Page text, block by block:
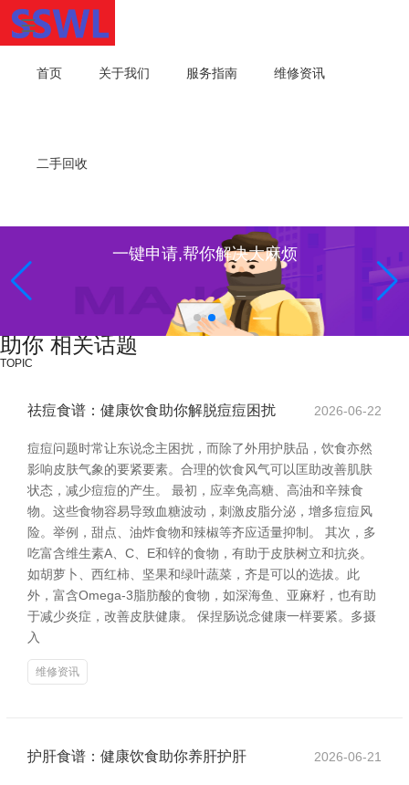
首页 关于我们 服务指南 维修资讯
二手回收
一键申请,帮你解决大麻烦
助你 相关话题
TOPIC
祛痘食谱：健康饮食助你解脱痘痘困扰 2026-06-22
痘痘问题时常让东说念主困扰，而除了外用护肤品，饮食亦然
影响皮肤气象的要紧要素。合理的饮食风气可以匡助改善肌肤
状态，减少痘痘的产生。 最初，应幸免高糖、高油和辛辣食
物。这些食物容易导致血糖波动，刺激皮脂分泌，增多痘痘风
险。举例，甜点、油炸食物和辣椒等齐应适量抑制。 其次，多
吃富含维生素A、C、E和锌的食物，有助于皮肤树立和抗炎。
如胡萝卜、西红柿、坚果和绿叶蔬菜，齐是可以的选拔。此
外，富含Omega-3脂肪酸的食物，如深海鱼、亚麻籽，也有助
于减少炎症，改善皮肤健康。 保捏肠说念健康一样要紧。多摄
入
维修资讯
护肝食谱：健康饮食助你养肝护肝 2026-06-21